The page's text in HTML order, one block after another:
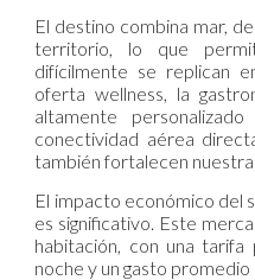
El destino combina mar,
territorio, lo que
difícilmente se replican
oferta wellness, la
altamente
conectividad aérea
también fortalecen
El impacto económico del
es significativo. Este
habitación, con una
noche y un gasto